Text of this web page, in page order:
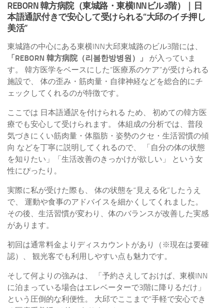
REBORN 韓方病院（東城路・東横INNビル3階）｜日
本語通訳付きで安心して受けられる“大邱のイチ押し
美活”
東城路の中心にある東横INN大邱東城路のビル3階には、
「REBORN 韓方病院（리봄한방병원）」
が入っていま
す。 韓方医学をベースにした“医療系のケア”が受けられる
施設で、 体の歪み・筋肉量・自律神経などを総合的にチ
ェックしてくれるのが特徴です。
ここでは 日本語通訳を付けられる ため、 初めての韓方医
療でも安心して受けられます。 体組成の分析では、普段
気づきにくい筋肉量・体脂肪・姿勢のクセ・生活習慣の傾
向 などを丁寧に説明してくれるので、 「自分の体の状態
を知りたい」「生活改善のきっかけが欲しい」 という女
性にぴったり。
実際に私が受けた際も、 体の状態を“見える化”したうえ
で、 運動や食事のアドバイスを細かくしてくれました。
その後、生活習慣が変わり、体のバランスが改善した実感
があります。
初回は通常料金よりディスカウントがあり（※現在は要確
認）、 観光客でも利用しやすい点も魅力です。
そして何よりの強みは、 「予約さえしておけば、東横INN
に泊まっている場合はエレベーターで3階に降りるだけ」
という圧倒的な利便性。 大邱でここまで“手軽で安心でき